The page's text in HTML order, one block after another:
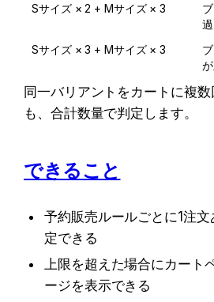
Sサイズ × 2 + Mサイズ × 3
過
Sサイズ × 3 + Mサイズ × 3
同一バリアントをカートに複
も、合計数量で判定します。
できること
予約販売ルールごとに1注
定できる
上限を超えた場合にカート
ージを表示できる